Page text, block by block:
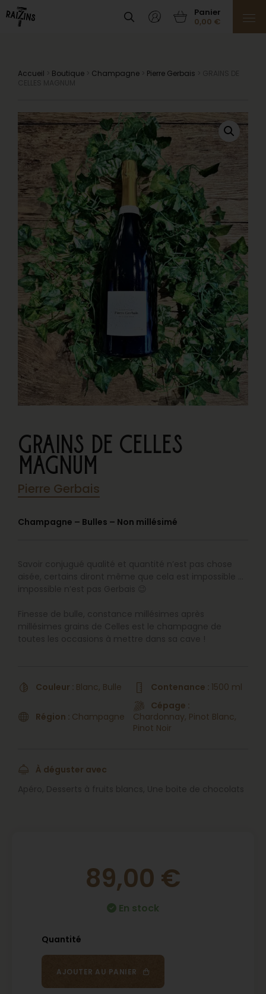
0,00 €
Accueil Boutique Champagne Pierre Gerbais
GRAINS DE CELLES
MAGNUM
Pierre Gerbais
Champagne – Bulles – Non millésimé
Couleur : Blanc, Bulle Contenance : 1500 ml
Région : Champagne
Cépage :
Chardonnay, Pinot Blanc,
Pinot Noir
À déguster avec
89,00 €
En stock
AJOUTER AU PANIER